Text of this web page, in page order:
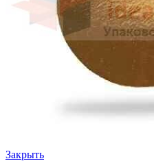
Закрыть